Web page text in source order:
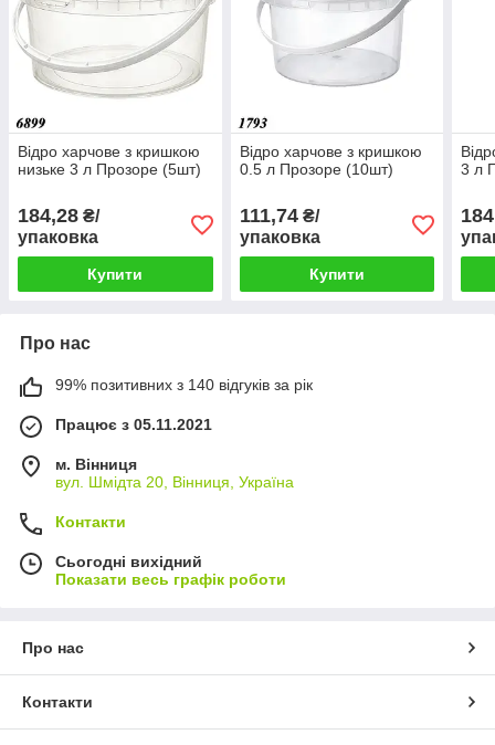
Відро харчове з кришкою
низьке 3 л Прозоре (5шт)
184,28 ₴/
упаковка
Купити
Відро харчове з кришкою
0.5 л Прозоре (10шт)
111,74₴/
упаковка
Купити
3 л
Про нас
99% позитивних з 140 відгуків за рік
Працює з 05.11.2021
м. Вінниця
вул. Шмідта 20, Вінниця, Україна
Контакти
Сьогодні вихідний
Показати весь графік роботи
Про нас
Контакти